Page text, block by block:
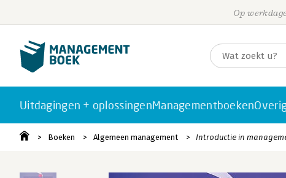
Op
Uitdagingen + oplossingenManagementboeken
Boeken Algemeen management Introductie in